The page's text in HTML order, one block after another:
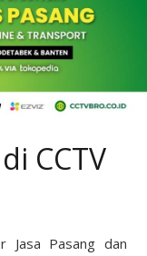
CCTV
Jasa Pasang dan